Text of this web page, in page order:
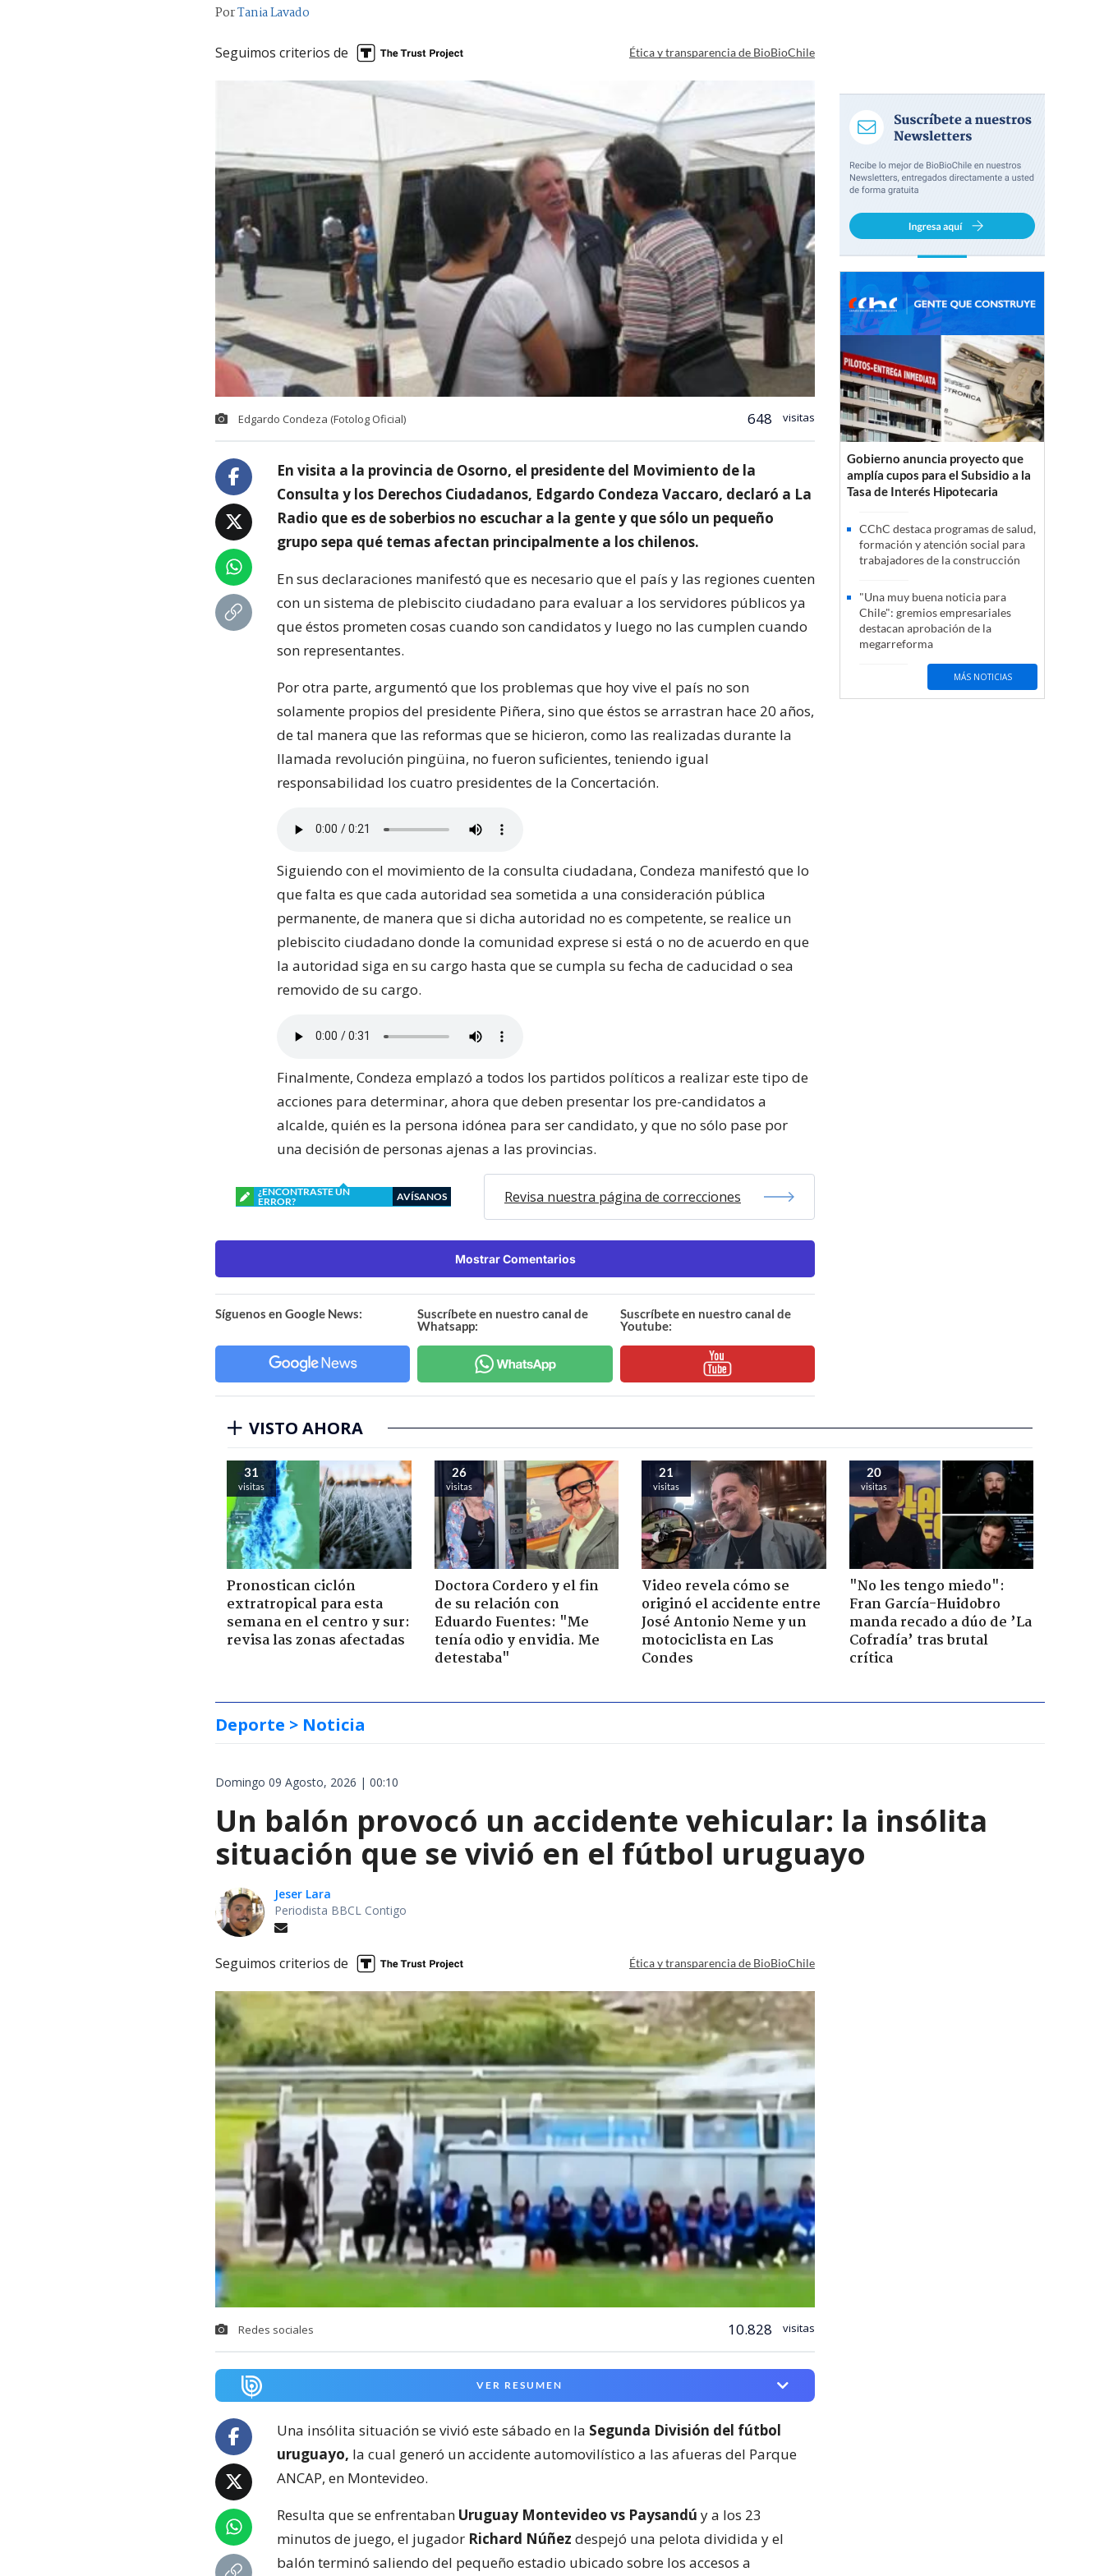
PorTania Lavado
Seguimos criterios de Ética y transparencia de BioBioChile
Edgardo Condeza (Fotolog Oficial) 648 visitas
En visita a la provincia de Osorno, el presidente del Movimiento de la
Consulta y los Derechos Ciudadanos, Edgardo Condeza Vaccaro, declaró a La
Radio que es de soberbios no escuchar a la gente y que sólo un pequeño
grupo sepa qué temas afectan principalmente a los chilenos.
En sus declaraciones manifestó que es necesario que el país y las regiones cuenten
con un sistema de plebiscito ciudadano para evaluar a los servidores públicos ya
que éstos prometen cosas cuando son candidatos y luego no las cumplen cuando
son representantes.
Por otra parte, argumentó que los problemas que hoy vive el país no son
solamente propios del presidente Piñera, sino que éstos se arrastran hace 20 años,
de tal manera que las reformas que se hicieron, como las realizadas durante la
llamada revolución pingüina, no fueron suficientes, teniendo igual
responsabilidad los cuatro presidentes de la Concertación.
Siguiendo con el movimiento de la consulta ciudadana, Condeza manifestó que lo
que falta es que cada autoridad sea sometida a una consideración pública
permanente, de manera que si dicha autoridad no es competente, se realice un
plebiscito ciudadano donde la comunidad exprese si está o no de acuerdo en que
la autoridad siga en su cargo hasta que se cumpla su fecha de caducidad o sea
removido de su cargo.
Finalmente, Condeza emplazó a todos los partidos políticos a realizar este tipo de
acciones para determinar, ahora que deben presentar los pre-candidatos a
alcalde, quién es la persona idónea para ser candidato, y que no sólo pase por
una decisión de personas ajenas a las provincias.
¿ENCONTRASTE UN
ERROR?
AVÍSANOS Revisa nuestra página de correcciones
Mostrar Comentarios
Síguenos en Google News:
Suscríbete en nuestro canal de
Whatsapp:
Suscríbete en nuestro canal de
Youtube:
Gobierno anuncia proyecto que
amplía cupos para el Subsidio a la
Tasa de Interés Hipotecaria
CChC destaca programas de salud,
formación y atención social para
trabajadores de la construcción
"Una muy buena noticia para
Chile": gremios empresariales
destacan aprobación de la
megarreforma
MÁS NOTICIAS
VISTO AHORA
31
visitas
Pronostican ciclón
extratropical para esta
semana en el centro y sur:
revisa las zonas afectadas
26
visitas
Doctora Cordero y el fin
de su relación con
Eduardo Fuentes: "Me
tenía odio y envidia. Me
detestaba"
21
visitas
Video revela cómo se
originó el accidente entre
José Antonio Neme y un
motociclista en Las
Condes
20
visitas
"No les tengo miedo":
Fran García-Huidobro
manda recado a dúo de ’La
Cofradía’ tras brutal
crítica
Deporte > Noticia
Domingo 09 Agosto, 2026 | 00:10
Un balón provocó un accidente vehicular: la insólita
situación que se vivió en el fútbol uruguayo
Jeser Lara
Periodista BBCL Contigo
Seguimos criterios de Ética y transparencia de BioBioChile
Redes sociales 10.828 visitas
VER RESUMEN
Una insólita situación se vivió este sábado en la Segunda División del fútbol
uruguayo, la cual generó un accidente automovilístico a las afueras del Parque
ANCAP, en Montevideo.
Resulta que se enfrentaban Uruguay Montevideo vs Paysandú y a los 23
minutos de juego, el jugador Richard Núñez despejó una pelota dividida y el
balón terminó saliendo del pequeño estadio ubicado sobre los accesos a